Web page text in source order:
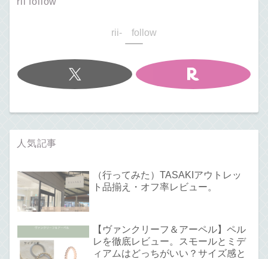
rii- follow
人気記事
（行ってみた）TASAKIアウトレッ
ト品揃え・オフ率レビュー。
【ヴァンクリーフ＆アーペル】ペル
レを徹底レビュー。スモールとミデ
ィアムはどっちがいい？サイズ感と